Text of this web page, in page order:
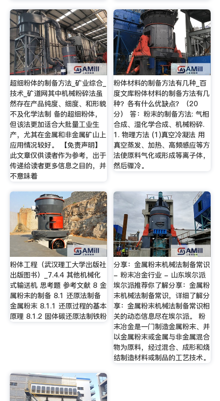
超细粉体的制备方法_矿业综合_
技术_矿道网其中机械粉碎法虽
然存在产品纯度、细度、和形貌
不及化学法制 备的超细粉体，
但该法更加适合大批量工业生
产，尤其在金属和非金属矿山上
应用情况较好。 【免责声明】
此文章仅供读者作为参考，出于
传递给读者更多信息之目的，并
不意味着
粉体材料的制备方法有几种_百
度文库粉体材料的制备方法有几
种？各有什么优缺点？（20
分） 答：粉末的制备方法: 气相
合成、湿化学合成、机械粉碎.
1. 物理方法 (1)真空冷凝法 用
真空蒸发、加热、高频感应等方
法使原料气化或形成等离子体，
然后骤冷。
粉体工程（武汉理工大学出版社
出版图书）_7.4.4 其他机械化
式输送机 思考题 参考文献 8 金
属粉末的制备 8.1 还原法制备
金属粉末 8.1.1 还原过程的基本
原理 8.1.2 固体碳还原法制铁粉
分享：金属粉末机械法制备常识
- 粉末冶金行业 - 山东埃尔派
埃尔派推荐你了解分享：金属粉
末机械法制备常识，详细了解分
享：金属粉末机械法制备常识相
关的动态信息尽在埃尔派。 粉
末冶金是一门制造金属粉末、并
以金属粉末或金属与非金属混合
物为原料，经过混合、成形和烧
结制造材料或制品的工艺技术。